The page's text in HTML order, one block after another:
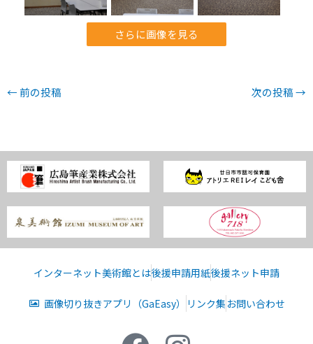
さらに画像を見る
← 前の投稿 次の投稿→
インターネット美術館とは後援申請用紙後援ネット申請
画像切り抜きアプリ（GaEasy） リンク集 お問い合わせ